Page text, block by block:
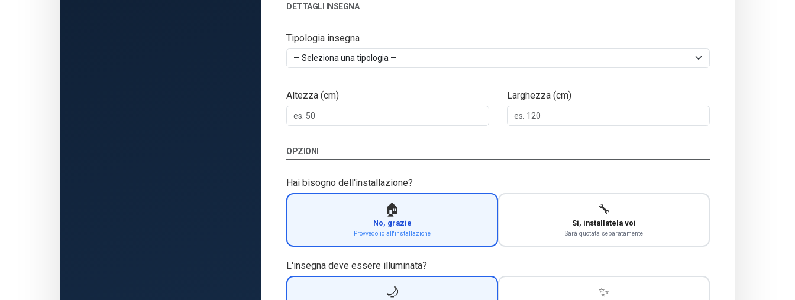
DETTAGLI INSEGNA
Tipologia insegna
Altezza (cm) Larghezza (cm)
OPZIONI
Hai bisogno dell'installazione?
🏠
No, grazie
Provvedo io all'installazione
🔧
Sì, installatela voi
Sarà quotata separatamente
L'insegna deve essere illuminata?
🌙 ✨